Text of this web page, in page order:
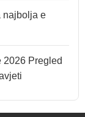
najbolja e
2026 Pregled